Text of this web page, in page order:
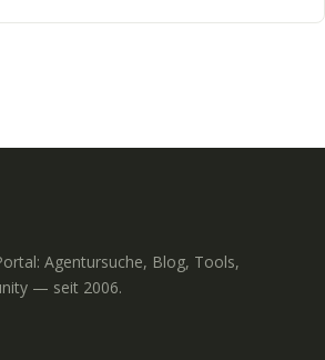
Agentursuche, Blog, Tools,
— seit 2006.